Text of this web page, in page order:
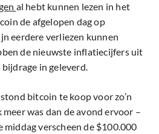
al hebt kunnen lezen in het
de afgelopen dag op
eerdere verliezen kunnen
de nieuwste inflatiecijfers uit
in geleverd.
bitcoin te koop voor zo’n
was dan de avond ervoor –
middag verscheen de $100.000